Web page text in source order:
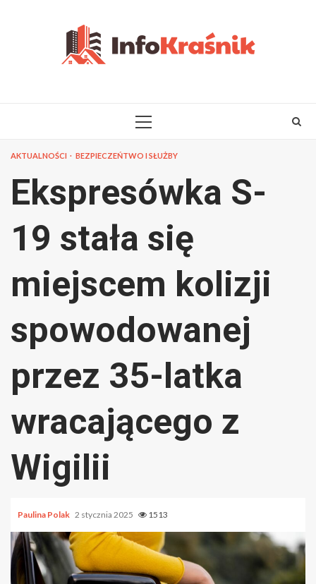
PRIMARY
AKTUALNOŚCI BEZPIECZEŃTWO I SŁUŻBY
Ekspresówka S-
19 stała się
miejscem kolizji
spowodowanej
przez 35-latka
wracającego z
Wigilii
Paulina Polak 2 stycznia 2025 1513